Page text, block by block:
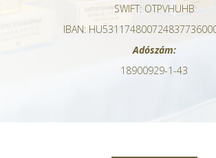
SWIFT: OTPVHUHB
IBAN:
Adószám:
18900929-1-43